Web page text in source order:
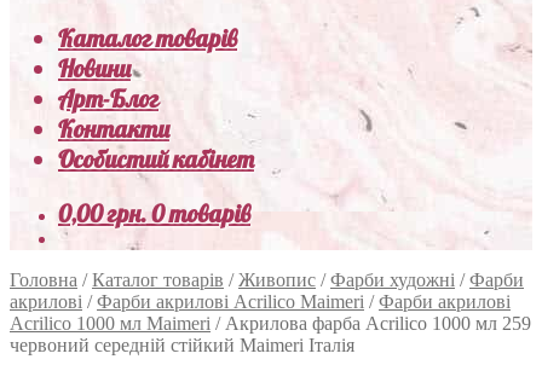
Каталог товарів
Новини
Арт-Блог
Контакти
Особистий кабінет
0,00грн.0 товарів
Головна /Каталог товарів /Живопис /Фарби художні /Фарби
акрилові /Фарби акрилові Acrilico Maimeri /Фарби акрилові
Acrilico 1000 мл Maimeri / Акрилова фарба Acrilico 1000 мл 259
червоний середній стійкий Maimeri Італія